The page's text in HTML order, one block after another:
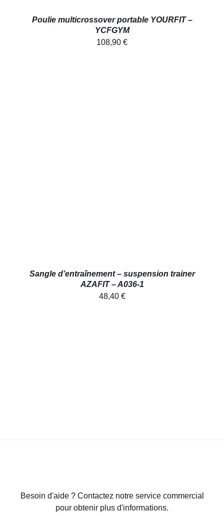
Poulie multicrossover portable YOURFIT –
YCFGYM
108,90 €
Sangle d’entraînement – suspension trainer
AZAFIT – A036-1
48,40 €
Besoin d'aide ? Contactez notre service commercial
pour obtenir plus d'informations.